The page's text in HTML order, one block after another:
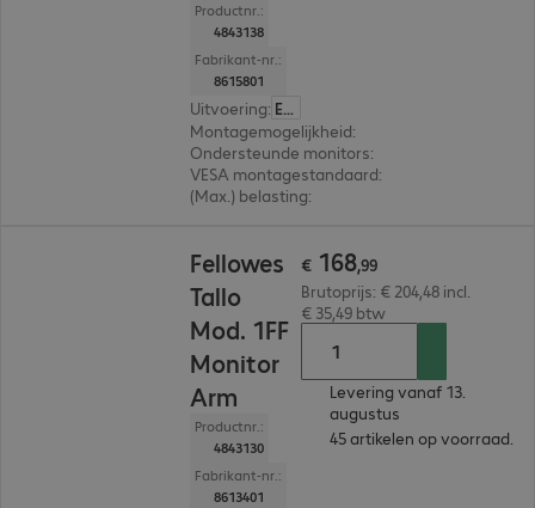
Productnr.:
4843138
Fabrikant-nr.:
8615801
Uitvoering: Europa
Montagemogelijkheid:
Ondersteunde monitors:
VESA montagestandaard:
(Max.) belasting:
Fellowes
Tallo
Mod. 1FF
Monitor
Arm
Productnr.:
4843130
Fabrikant-nr.:
8613401
€ 168,99
Brutoprijs: € 204,48 incl.
€ 35,49 btw
Levering vanaf 13.
augustus
45 artikelen op voorraad.